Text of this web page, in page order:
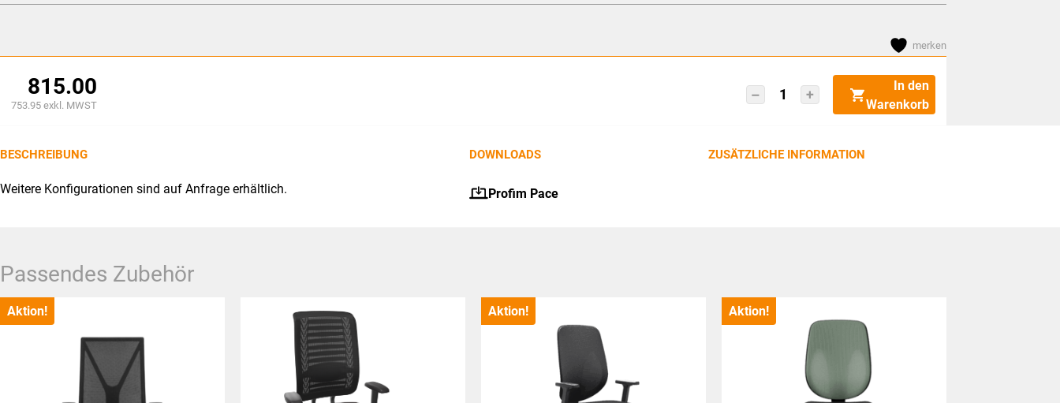
merken
815.00
753.95 exkl. MWST
Profim
100SFL
In den
Warenkorb
BESCHREIBUNG
Weitere Konfigurationen sind auf Anfrage erhältlich.
DOWNLOADS
Profim Pace
ZUSÄTZLICHE INFORMATION
Passendes Zubehör
Aktion! Aktion! Aktion!